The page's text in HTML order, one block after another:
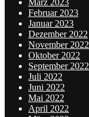
März 2023
Februar 2023
Januar 2023
Dezember 2022
November 2022
Oktober 2022
September 2022
Juli 2022
Juni 2022
Mai 2022
April 2022